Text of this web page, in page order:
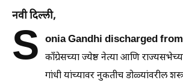
नवी दिल्ली,
S onia Gandhi discharged
काँग्रेसच्या ज्येष्ठ नेत्या आणि
गांधी यांच्यावर नुकतीच डोळ्यांवरील